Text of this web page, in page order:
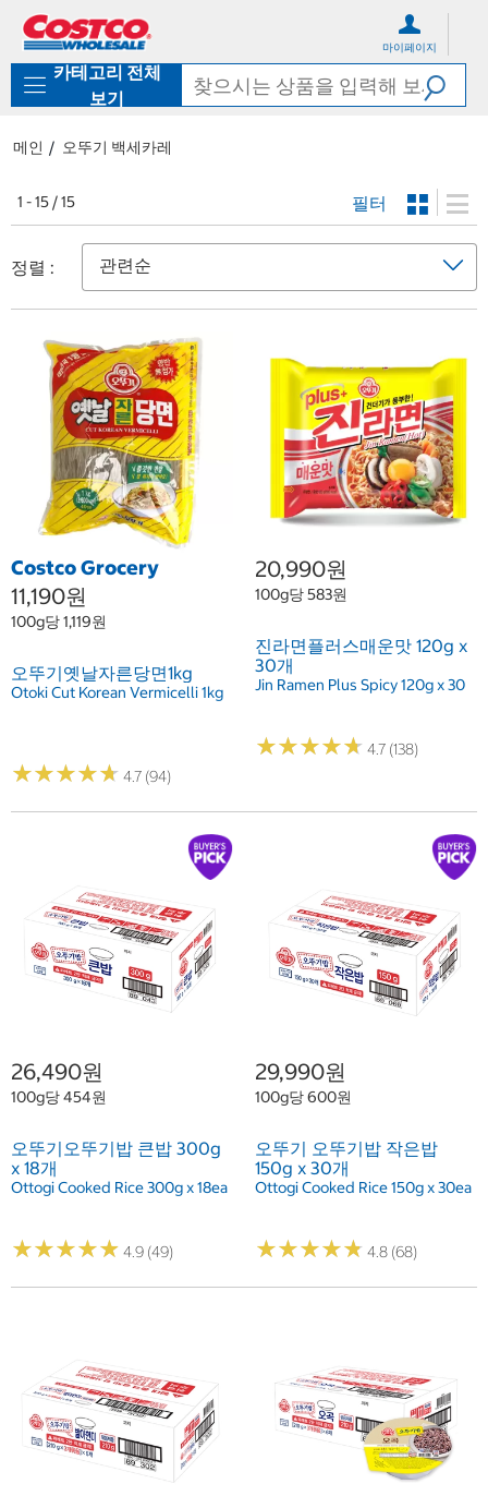
로
기
가
마이페이지
카테고리 전체
보기
메인 오뚜기 백세카레
1 - 15 / 15 필터
정렬 :
Costco Grocery
11,190원
100g당 1,119원
오뚜기옛날자른당면1kg
Otoki Cut Korean Vermicelli 1kg
★★★★★
★★★★★ 4.7 (94)
20,990원
100g당 583원
진라면플러스매운맛 120g x
30개
Jin Ramen Plus Spicy 120g x 30
★★★★★
★★★★★ 4.7 (138)
26,490원
100g당 454원
오뚜기오뚜기밥 큰밥 300g
x 18개
Ottogi Cooked Rice 300g x 18ea
★★★★★
★★★★★ 4.9 (49)
29,990원
100g당 600원
오뚜기 오뚜기밥 작은밥
150g x 30개
Ottogi Cooked Rice 150g x 30ea
★★★★★
★★★★★ 4.8 (68)